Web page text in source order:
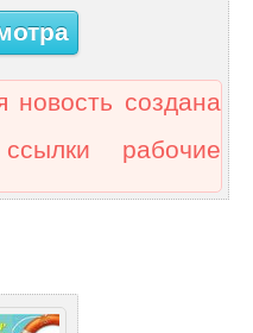
новость создана
рабочие